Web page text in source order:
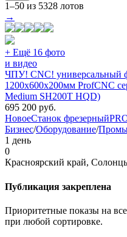
1–50 из 5328 лотов
→
+ Ещё 16 фото
и видео
ЧПУ! CNC! универсальный
1200х600х200мм ProfCNC
Medium SH200T HQD)
695 200 руб.
НовоеСтанок фрезерный
Бизнес/Оборудование/
1 день
0
Красноярский край,
Публикация закреплена
Приоритетные показы на
при любой сортировке.